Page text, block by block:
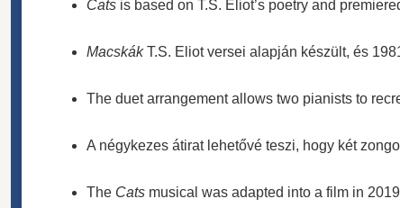
Cats is based on T.S. Eliot’s poetry and
MacskákT.S. Eliot versei alapján készült, és
The duet arrangement allows two pianists to
A négykezes átirat lehetővé teszi, hogy két
The Cats musical was adapted into a film in